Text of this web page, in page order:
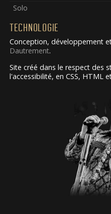
Solo
TECHNOLOGIE
Conception, développement
Dautrement.
Site créé dans le respect des
l'accessibilité, en CSS, HTML